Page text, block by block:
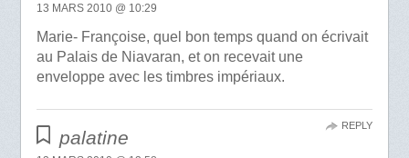
13 MARS 2010 @ 10:29
Marie- Françoise, quel bon temps quand on écrivait
au Palais de Niavaran, et on recevait une
enveloppe avec les timbres impériaux.
palatine
REPLY